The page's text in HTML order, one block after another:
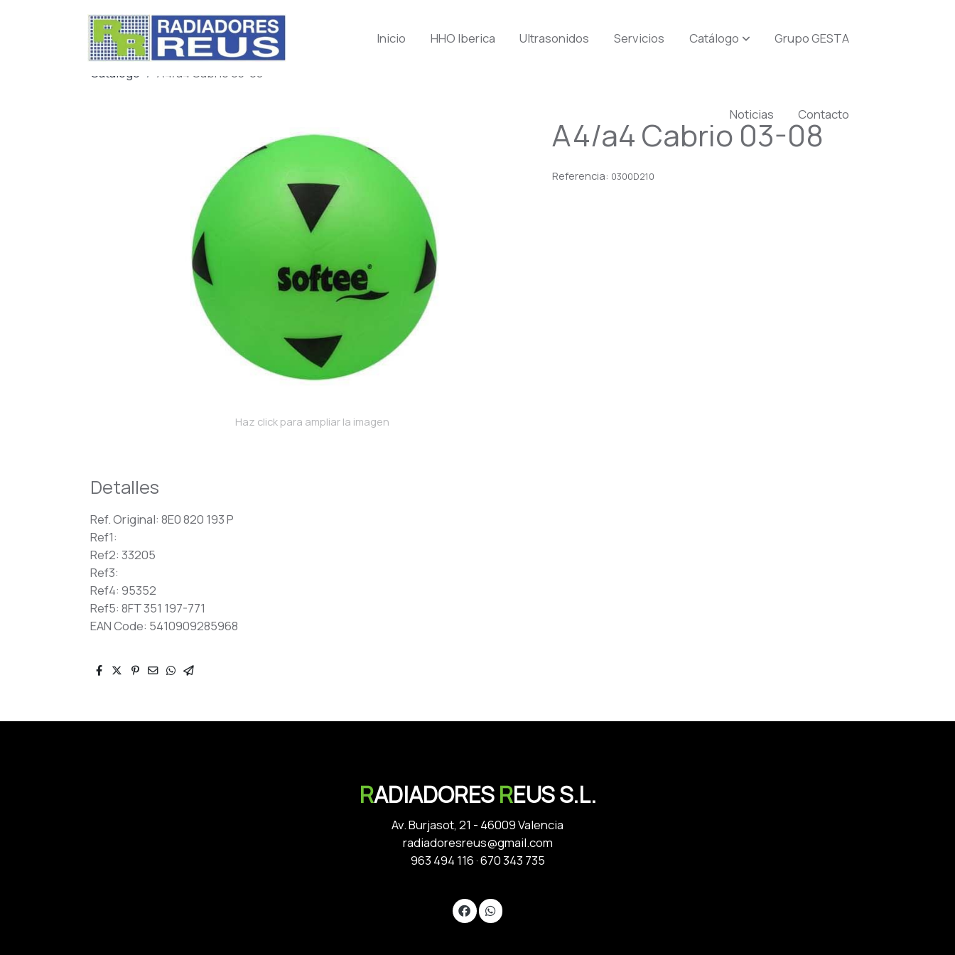
Inicio HHO Iberica Ultrasonidos Servicios Catálogo Grupo GESTA
Noticias Contacto
Catálogo A4/a4 Cabrio 03-08
Haz click para ampliar la imagen
Detalles
Ref. Original: 8E0 820 193 P
Ref1:
Ref2: 33205
Ref3:
Ref4: 95352
Ref5: 8FT 351 197-771
EAN Code: 5410909285968
A4/a4 Cabrio 03-08
Referencia: 0300D210
RADIADORESREUS S.L.
Av. Burjasot, 21 - 46009 Valencia
radiadoresreus@gmail.com
963 494 116·670 343 735